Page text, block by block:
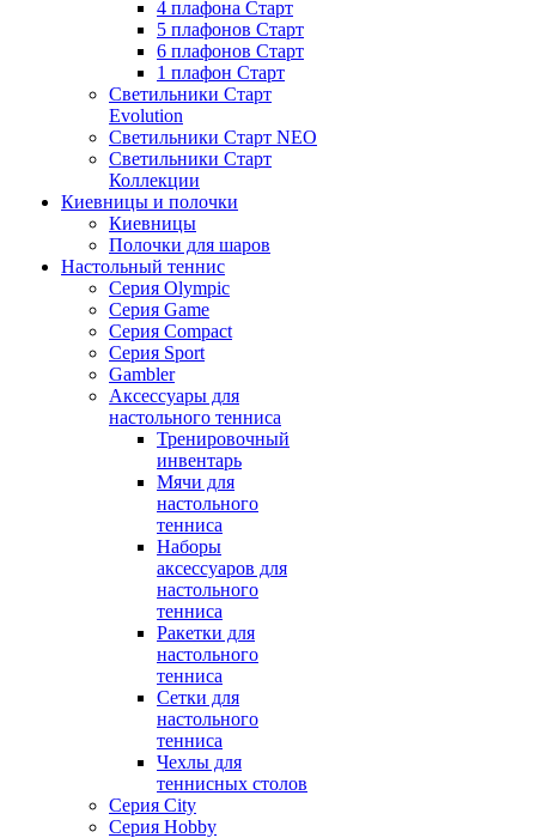
4 плафона Старт
5 плафонов Старт
6 плафонов Старт
1 плафон Старт
Светильники Старт
Evolution
Светильники Старт NEO
Светильники Старт
Коллекции
Киевницы и полочки
Киевницы
Полочки для шаров
Настольный теннис
Серия Olympic
Серия Game
Серия Compact
Серия Sport
Gambler
Аксессуары для
настольного тенниса
Тренировочный
инвентарь
Мячи для
настольного
тенниса
Наборы
аксессуаров для
настольного
тенниса
Ракетки для
настольного
тенниса
Сетки для
настольного
тенниса
Чехлы для
теннисных столов
Серия City
Серия Hobby